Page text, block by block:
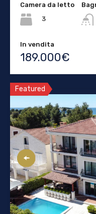
Camera da letto
3
In vendita
189.000€
Featured